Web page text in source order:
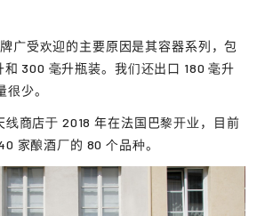
广受欢迎的主要原因是其容器系列，包
和 300 毫升瓶装。我们还出口 180 毫升
少。
线商店于 2018 年在法国巴黎开业，目前
家酿酒厂的 80 个品种。